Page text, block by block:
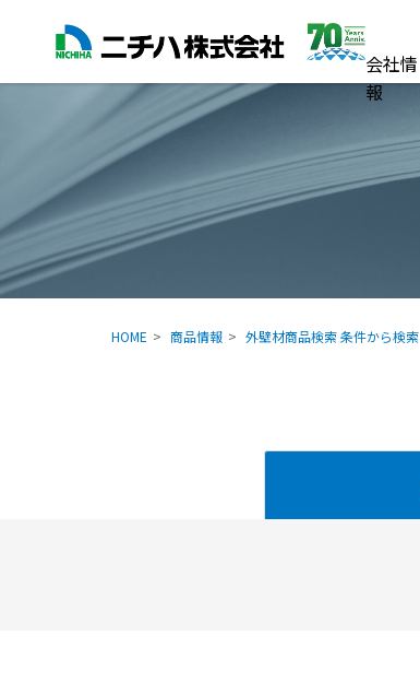
会社情
報
HOME 商品情報 外壁材商品検索 条件から検索